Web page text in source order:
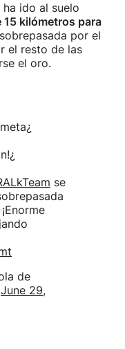
ido al suelo
kilómetros para
por el
el resto de las
el oro.
se
de
June 29,